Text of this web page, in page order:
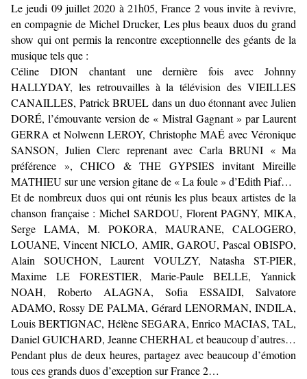
Le jeudi 09 juillet 2020 à 21h05, France 2 vous invite à revivre,
en compagnie de Michel Drucker, Les plus beaux duos du grand
show qui ont permis la rencontre exceptionnelle des géants de la
musique tels que :
Céline DION chantant une dernière fois avec Johnny
HALLYDAY, les retrouvailles à la télévision des VIEILLES
CANAILLES, Patrick BRUEL dans un duo étonnant avec Julien
DORÉ, l’émouvante version de « Mistral Gagnant » par Laurent
GERRA et Nolwenn LEROY, Christophe MAÉ avec Véronique
SANSON, Julien Clerc reprenant avec Carla BRUNI « Ma
préférence », CHICO & THE GYPSIES invitant Mireille
MATHIEU sur une version gitane de « La foule » d’Edith Piaf…
Et de nombreux duos qui ont réunis les plus beaux artistes de la
chanson française : Michel SARDOU, Florent PAGNY, MIKA,
Serge LAMA, M. POKORA, MAURANE, CALOGERO,
LOUANE, Vincent NICLO, AMIR, GAROU, Pascal OBISPO,
Alain SOUCHON, Laurent VOULZY, Natasha ST-PIER,
Maxime LE FORESTIER, Marie-Paule BELLE, Yannick
NOAH, Roberto ALAGNA, Sofia ESSAIDI, Salvatore
ADAMO, Rossy DE PALMA, Gérard LENORMAN, INDILA,
Louis BERTIGNAC, Hélène SEGARA, Enrico MACIAS, TAL,
Daniel GUICHARD, Jeanne CHERHAL et beaucoup d’autres…
Pendant plus de deux heures, partagez avec beaucoup d’émotion
tous ces grands duos d’exception sur France 2…